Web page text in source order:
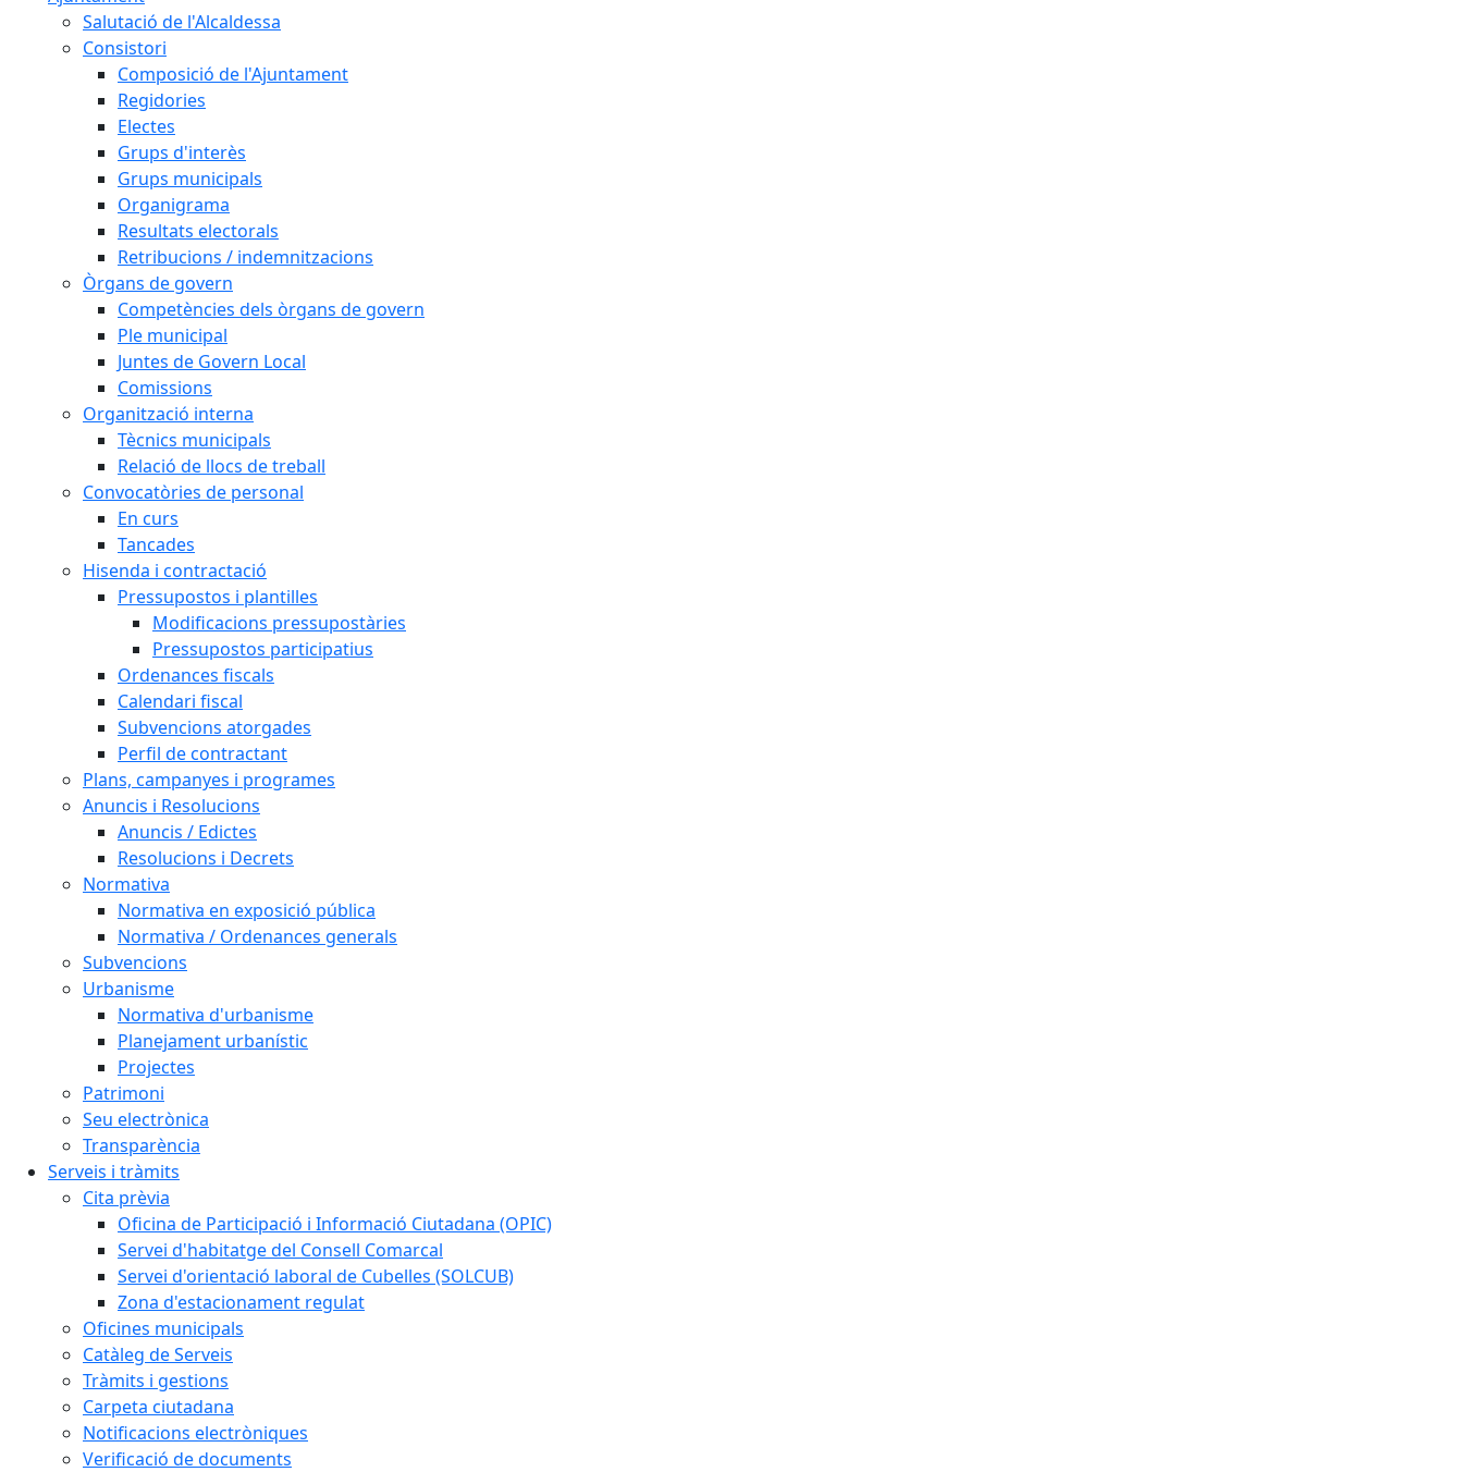
Salutació de l'Alcaldessa
Consistori
Composició de l'Ajuntament
Regidories
Electes
Grups d'interès
Grups municipals
Organigrama
Resultats electorals
Retribucions / indemnitzacions
Òrgans de govern
Competències dels òrgans de govern
Ple municipal
Juntes de Govern Local
Comissions
Organització interna
Tècnics municipals
Relació de llocs de treball
Convocatòries de personal
En curs
Tancades
Hisenda i contractació
Pressupostos i plantilles
Modificacions pressupostàries
Pressupostos participatius
Ordenances fiscals
Calendari fiscal
Subvencions atorgades
Perfil de contractant
Plans, campanyes i programes
Anuncis i Resolucions
Anuncis / Edictes
Resolucions i Decrets
Normativa
Normativa en exposició pública
Normativa / Ordenances generals
Subvencions
Urbanisme
Normativa d'urbanisme
Planejament urbanístic
Projectes
Patrimoni
Seu electrònica
Transparència
Serveis i tràmits
Cita prèvia
Oficina de Participació i Informació Ciutadana (OPIC)
Servei d'habitatge del Consell Comarcal
Servei d'orientació laboral de Cubelles (SOLCUB)
Zona d'estacionament regulat
Oficines municipals
Catàleg de Serveis
Tràmits i gestions
Carpeta ciutadana
Notificacions electròniques
Verificació de documents